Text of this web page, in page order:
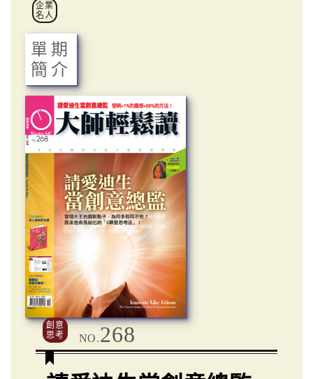
企業
名人
單期
簡介
創意
思考
NO.268